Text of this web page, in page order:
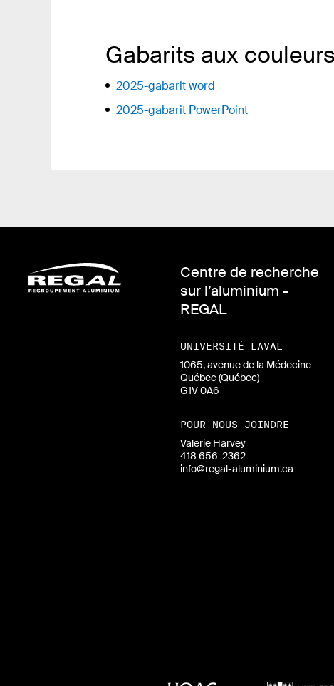
Gabarits aux
2025-gabarit word
2025-gabarit PowerPoint
Centre de recherche
sur l’aluminium -
REGAL
UNIVERSITÉ LAVAL
1065, avenue de la Médecine
Québec (Québec)
G1V 0A6
POUR NOUS JOINDRE
Valerie Harvey
418 656-2362
info@regal-aluminium.ca